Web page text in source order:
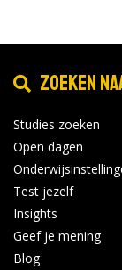
Zoeken
Studies zoeken
Open dagen
Test jezelf
Insights
Geef je mening
Blog